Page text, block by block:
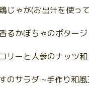
じゃが(お出汁を使っ
るかぼちゃのポター
リーと人参のナッツ和
のサラダ ~手作り和